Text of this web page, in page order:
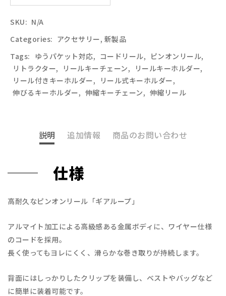
SKU: N/A
Categories: アクセサリー, 新製品
Tags: ゆうパケット対応, コードリール, ピンオンリール,
リトラクター, リールキーチェーン, リールキーホルダー,
リール付きキーホルダー, リール式キーホルダー,
伸びるキーホルダー, 伸縮キーチェーン, 伸縮リール
説明 追加情報 商品のお問い合わせ
仕様
高耐久なピンオンリール「ギアループ」
アルマイト加工による高級感ある金属ボディに、ワイヤー仕様
のコードを採用。
長く使ってもヨレにくく、滑らかな巻き取りが持続します。
背面にはしっかりしたクリップを装備し、ベストやバッグなど
に簡単に装着可能です。